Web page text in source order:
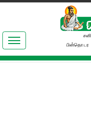
இலக்கியங்கள்
தமிழ் உலகம்
பின்தொடர